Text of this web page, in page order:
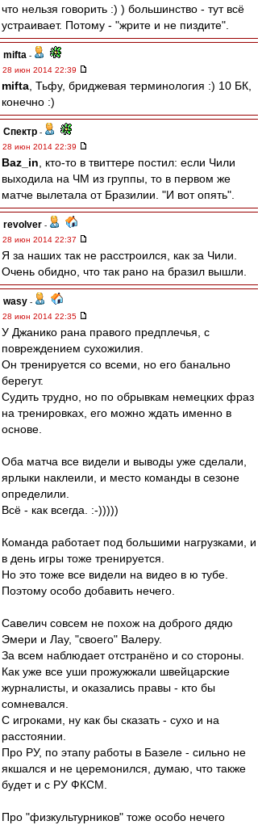
что нельзя говорить :) ) большинство - тут всё
устраивает. Потому - "жрите и не пиздите".
mifta -
28 июн 2014 22:39
mifta , Тьфу, бриджевая терминология :) 10 БК,
конечно :)
Спектр -
28 июн 2014 22:39
Baz_in , кто-то в твиттере постил: если Чили
выходила на ЧМ из группы, то в первом же
матче вылетала от Бразилии. "И вот опять".
revolver -
28 июн 2014 22:37
Я за наших так не расстроился, как за Чили.
Очень обидно, что так рано на бразил вышли.
wasy -
28 июн 2014 22:35
У Джанико рана правого предплечья, с
повреждением сухожилия.
Он тренируется со всеми, но его банально
берегут.
Судить трудно, но по обрывкам немецких фраз
на тренировках, его можно ждать именно в
основе.
Оба матча все видели и выводы уже сделали,
ярлыки наклеили, и место команды в сезоне
определили.
Всё - как всегда. :-)))))
Команда работает под большими нагрузками, и
в день игры тоже тренируется.
Но это тоже все видели на видео в ю тубе.
Поэтому особо добавить нечего.
Савелич совсем не похож на доброго дядю
Эмери и Лау, "своего" Валеру.
За всем наблюдает отстранёно и со стороны.
Как уже все уши прожужжали швейцарские
журналисты, и оказались правы - кто бы
сомневался.
С игроками, ну как бы сказать - сухо и на
расстоянии.
Про РУ, по этапу работы в Базеле - сильно не
якшался и не церемонился, думаю, что также
будет и с РУ ФКСМ.
Про "физкультурников" тоже особо нечего